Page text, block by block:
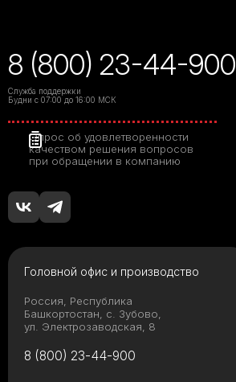
8 (800) 23-44-900
Служба поддержки
Будни с 07:00 до 16:00 МСК
Опрос об удовлетворенности
качеством решения вопросов
при обращении в компанию
Головной офис и производство
Россия, Республика
Башкортостан, с. Зубово,
ул. Электрозаводская, 8
8 (800) 23-44-900